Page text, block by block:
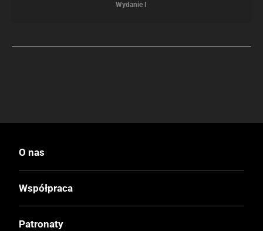
Wydanie I
O nas
Współpraca
Patronaty